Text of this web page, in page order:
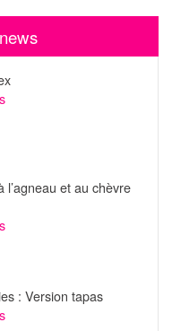
l’agneau et au chèvre
: Version tapas